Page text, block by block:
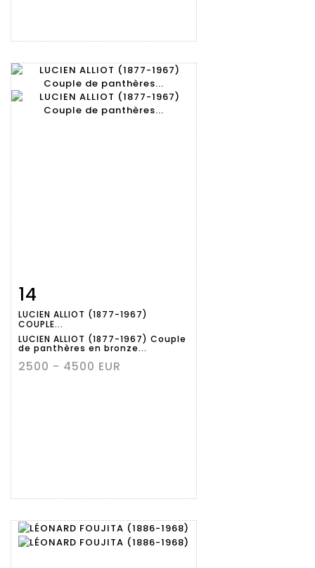
détaillée
14
LUCIEN ALLIOT (1877-1967)
COUPLE...
LUCIEN ALLIOT (1877-1967) Couple
de panthères en bronze...
2500 - 4500 EUR